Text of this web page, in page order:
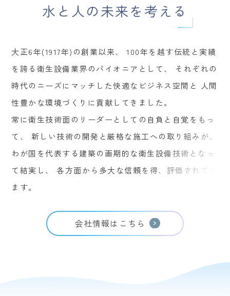
水と人の未来を考える
大正6年(1917年)の創業以来、
100年を越す伝統と実績
を誇る衛生設備業界のパイオニアとして、
それぞれの
時代のニーズにマッチした快適なビジネス空間と
人間
性豊かな環境づくりに貢献してきました。
常に衛生技術面のリーダーとしての自負と自覚をもっ
て、
新しい技術の開発と厳格な施工への取り組みが、
わが国を代表する建築の画期的な衛生設備技術となっ
て結実し、
各方面から多大な信頼を得、評価されてい
ます。
会社情報はこちら